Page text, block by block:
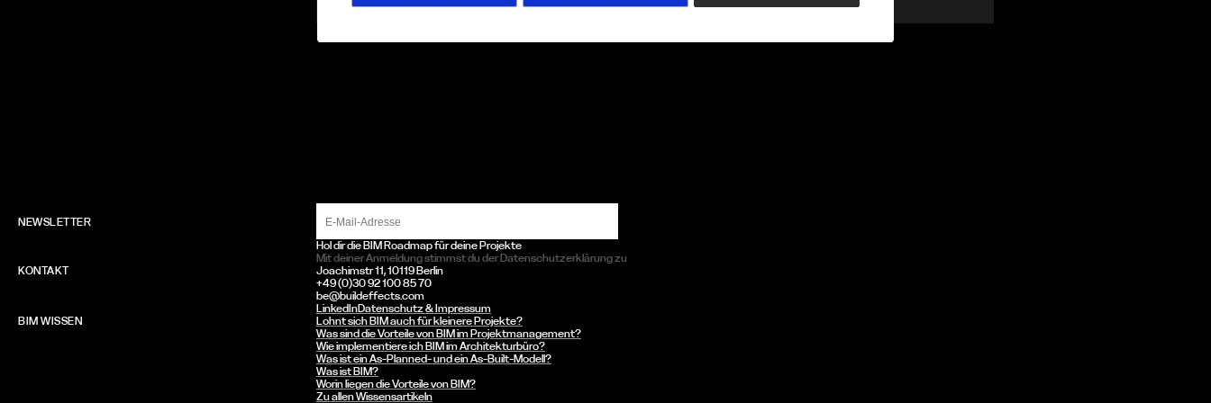
NEWSLETTER
Hol dir die BIM Roadmap für deine Projekte
Mit deiner Anmeldung stimmst du der Datenschutzerklärung zu
KONTAKT
Joachimstr 11, 10119 Berlin
+49 (0)30 92 100 85 70
be@buildeffects.com
LinkedInDatenschutz & Impressum
BIM WISSEN
Lohnt sich BIM auch für kleinere Projekte?
Was sind die Vorteile von BIM im Projektmanagement?
Wie implementiere ich BIM im Architekturbüro?
Was ist ein As-Planned- und ein As-Built-Modell?
Was ist BIM?
Worin liegen die Vorteile von BIM?
Zu allen Wissensartikeln